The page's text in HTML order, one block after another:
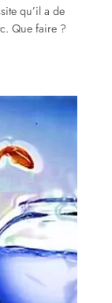
qu’il a de
Que faire ?